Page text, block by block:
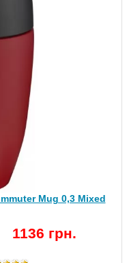
Mug 0,3 Mixed
1136 грн.